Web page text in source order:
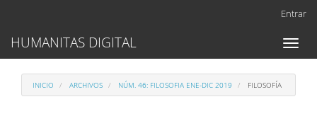
Contenido
principal
lateral
Entrar
Toggle
HUMANITAS DIGITAL
INICIO ARCHIVOS NÚM. 46: FILOSOFIA ENE-DIC 2019 FILOSOFÍA